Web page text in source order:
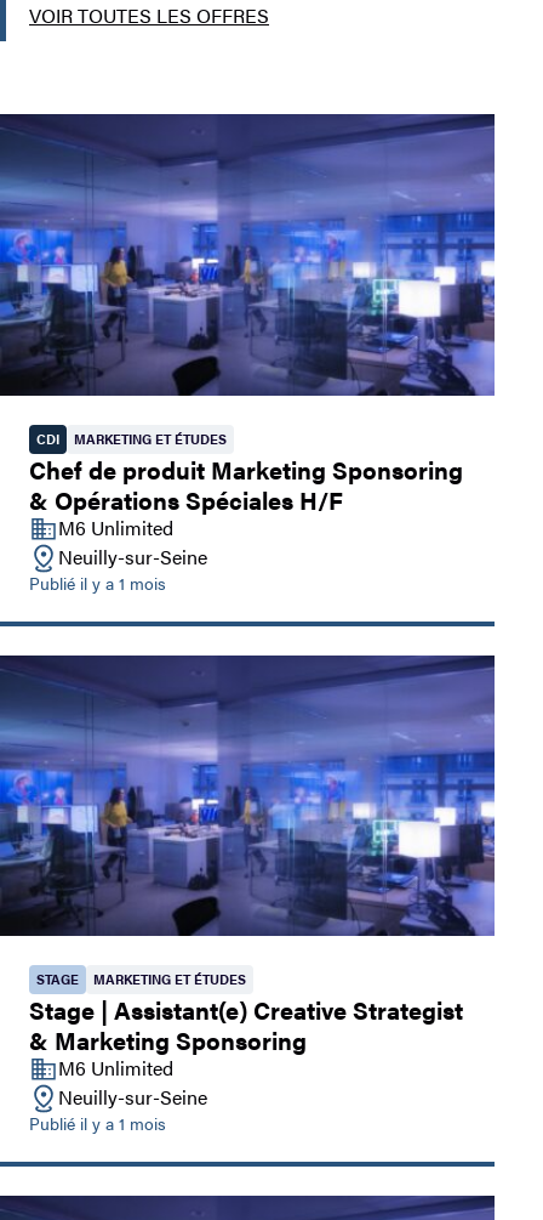
VOIR TOUTES LES OFFRES
CDI MARKETING ET ÉTUDES
Chef de produit Marketing Sponsoring
& Opérations Spéciales H/F
M6 Unlimited
Neuilly-sur-Seine
Publié il y a 1 mois
STAGE MARKETING ET ÉTUDES
Stage | Assistant(e) Creative Strategist
& Marketing Sponsoring
M6 Unlimited
Neuilly-sur-Seine
Publié il y a 1 mois